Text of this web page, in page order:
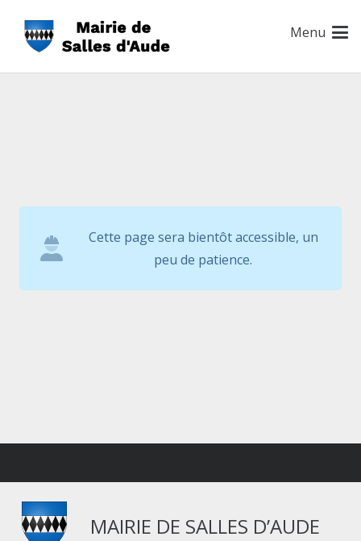
Menu
Cette page sera bientôt accessible, un
peu de patience.
MAIRIE DE SALLES D’AUDE